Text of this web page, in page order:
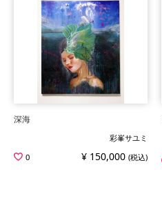
深海
彩峯サユミ
0
¥ 150,000 (税込)